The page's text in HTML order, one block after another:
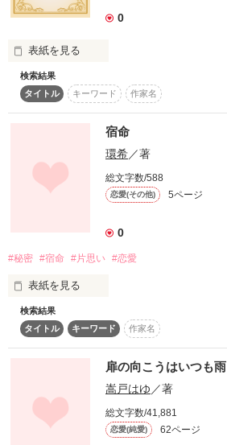
「ちょっと酷くないかっ！」
「嘘は言ってない」
「…………正直、傷つくよ」
「それはよかった」
「誰か胸を貸して下さい」
「…………」
作品を読む
血みどろに塗られ、涙で隠された
もう君を壊したくない、穢したくない。
ーーーー愛してるよ、
《幻想(夢)の花  咲き乱れ
悠久の朱鷺(時)  現れん
全てを虚無に帰(き)す 風吹けば
花鳥風月  揃う時、冷たき目をした黒き者
幻想華へとその身を捧ぐ
0
表紙を見る
星流れる朔の日に宿命現る
星の流れた日に生まれた三人の子供たち
国の行く末は…。
作品を読む
検索結果
タイトル
キーワード 作家名
宿命
環希／著
総文字数/588
恋愛(その他) 5ページ
0
#秘密 #宿命 #片思い #恋愛
表紙を見る
君の未来を守ること
検索結果
タイトル
キーワード 作家名
扉の向こうはいつも雨
嵩戸はゆ ／著
総文字数/41,881
恋愛(純愛) 62ページ